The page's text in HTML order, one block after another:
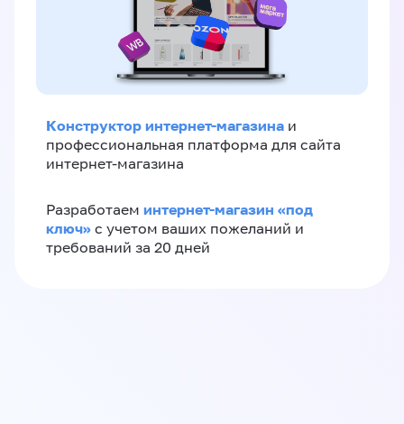
Конструктор интернет-магазина и
профессиональная платформа для сайта
интернет-магазина
Разработаем интернет-магазин «‎под
ключ»‎ с учетом ваших пожеланий и
требований за 20 дней